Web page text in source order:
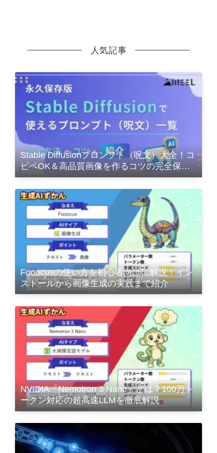
人気記事
Stable Diffusionプロンプト（呪文）大全！コ
ピペOK＆高品質画像を作るコツの完全保存
版
Fooocusの使い方を初心者向けに解説！イン
ストールから画像生成の実践まで紹介
NVIDIA「Nemotron 3 Nano」とは？100万ト
ークン対応の超高速LLMを徹底解説